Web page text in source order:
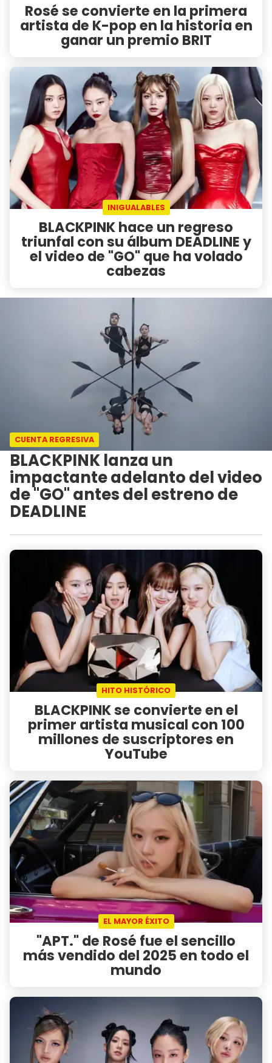
Rosé se convierte en la primera
artista de K-pop en la historia en
ganar un premio BRIT
INIGUALABLES
BLACKPINK hace un regreso
triunfal con su álbum DEADLINE y
el video de "GO" que ha volado
cabezas
CUENTA REGRESIVA
BLACKPINK lanza un
impactante adelanto del video
de "GO" antes del estreno de
DEADLINE
HITO HISTÓRICO
BLACKPINK se convierte en el
primer artista musical con 100
millones de suscriptores en
YouTube
EL MAYOR ÉXITO
"APT." de Rosé fue el sencillo
más vendido del 2025 en todo el
mundo